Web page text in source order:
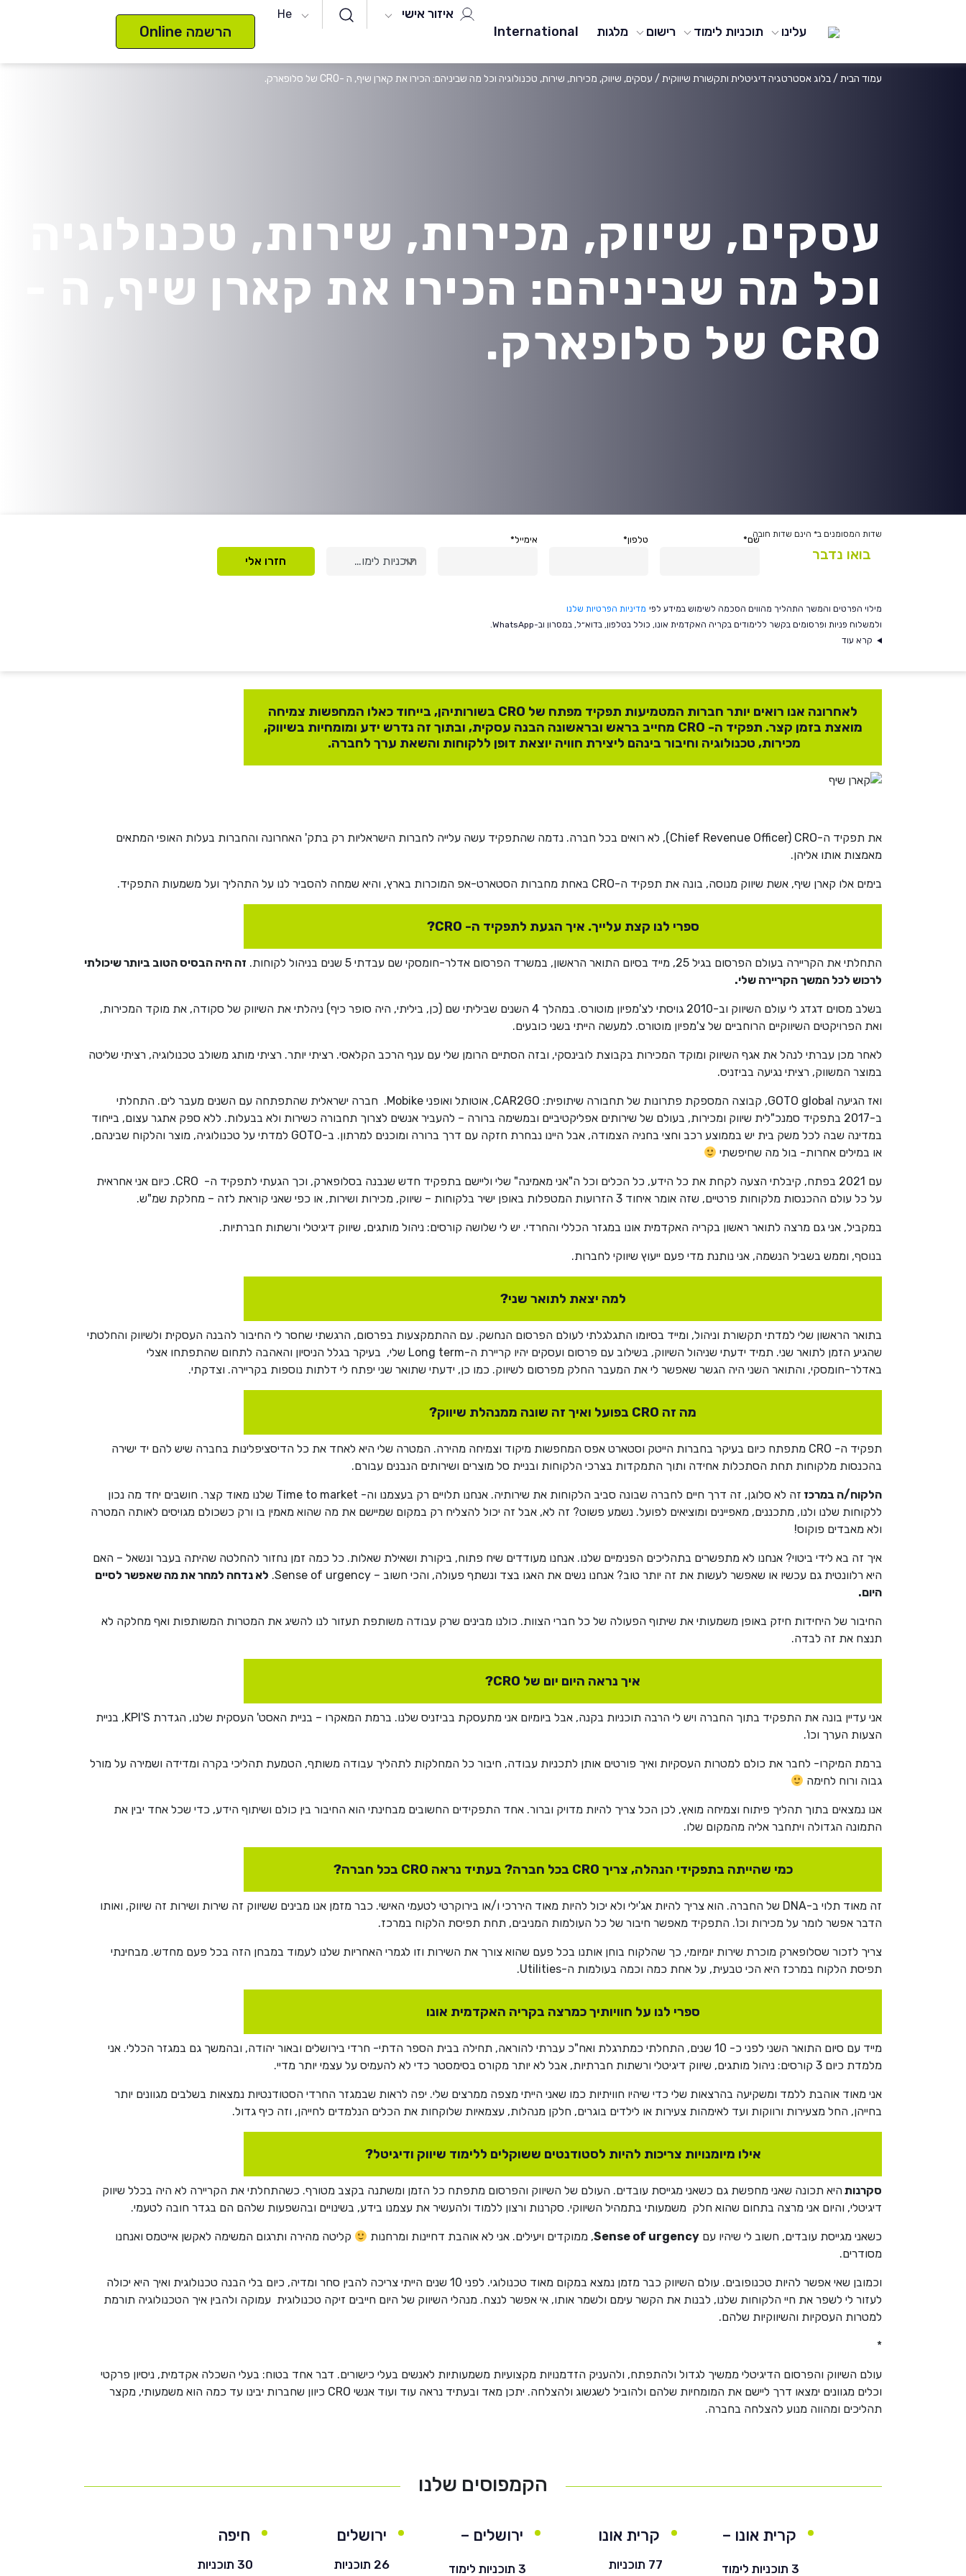
עלינו תוכניות לימוד רישום מלגות International
איזור אישי He
הרשמה Online
עמוד הבית /בלוג אסטרטגיה דיגיטלית ותקשורת שיווקית / עסקים, שיווק, מכירות, שירות, טכנולוגיה וכל מה שביניהם: הכירו את קארן שיף, ה -CRO של סלופארק.
עסקים, שיווק, מכירות, שירות, טכנולוגיה
וכל מה שביניהם: הכירו את קארן שיף, ה -
CRO של סלופארק.
בואו נדבר
שדות המסומנים ב* הינם שדות חובה
בואו נדבר
שם* טלפון* אימייל*
תוכניות לימוד* חזרו אלי
מילוי הפרטים והמשך התהליך מהווים הסכמה לשימוש במידע לפי מדיניות הפרטיות שלנו
ולמשלוח פניות ופרסומים בקשר ללימודים בקריה האקדמית אונו, כולל בטלפון, בדוא״ל, במסרון וב-WhatsApp.
קרא עוד
לאחרונה אנו רואים יותר חברות המטמיעות תפקיד מפתח של CRO בשורותיהן, בייחוד כאלו המחפשות צמיחה
מואצת בזמן קצר. תפקיד ה- CRO מחייב בראש ובראשונה הבנה עסקית, ובתוך זה נדרש ידע ומומחיות בשיווק,
מכירות, טכנולוגיה וחיבור בינהם ליצירת חוויה יוצאת דופן ללקוחות והשאת ערך לחברה.
את תפקיד ה-Chief Revenue Officer) CRO), לא רואים בכל חברה. נדמה שהתפקיד עשה עלייה לחברות הישראליות רק בתק' האחרונה והחברות בעלות האופי המתאים
מאמצות אותו אליהן.
בימים אלו קארן שיף, אשת שיווק מנוסה, בונה את תפקיד ה-CRO באחת מחברות הסטארט-אפ המוכרות בארץ, והיא שמחה להסביר לנו על התהליך ועל משמעות התפקיד.
ספרי לנו קצת עלייך. איך הגעת לתפקיד ה- CRO?
התחלתי את הקריירה בעולם הפרסום בגיל 25, מייד בסיום התואר הראשון, במשרד הפרסום אדלר-חומסקי שם עבדתי 5 שנים בניהול לקוחות.
זה היה הבסיס הטוב ביותר שיכולתי
לרכוש לכל המשך הקריירה שלי.
בשלב מסוים דגדג לי עולם השיווק וב-2010 גויסתי לצ'מפיון מוטורס. במהלך 4 השנים שביליתי שם (כן, ביליתי, היה סופר כיף) ניהלתי את השיווק של סקודה, את מוקד המכירות,
ואת הפרויקטים השיווקיים הרוחביים של צ'מפיון מוטורס. למעשה הייתי בשני כובעים.
לאחר מכן עברתי לנהל את אגף השיווק ומוקד המכירות בקבוצת לובינסקי, ובזה הסתיים הרומן שלי עם ענף הרכב הקלאסי. רציתי יותר. רציתי מותג משולב טכנולוגיה, רציתי שליטה
במוצר המשווק, רציתי נגיעה בביזניס.
ואז הגיעה GOTO global, קבוצה המספקת פתרונות של תחבורה שיתופית: CAR2GO, אוטותל ואופני Mobike. חברה ישראלית שהתפתחה עם השנים מעבר לים. התחלתי
ב-2017 בתפקיד סמנכ"לית שיווק ומכירות, בעולם של שירותים אפליקטיביים ובמשימה ברורה – להעביר אנשים לצרוך תחבורה כשירות ולא בבעלות. ללא ספק אתגר עצום, בייחוד
במדינה שבה לכל משק בית יש בממוצע רכב וחצי בחניה הצמודה, אבל היינו נבחרת חזקה עם דרך ברורה ומוכנים למרתון. ב-GOTO למדתי על טכנולוגיה, מוצר והלקוח שבינהם,
או במילים אחרות- בול מה שחיפשתי
עם 2021 בפתח, קיבלתי הצעה לקחת את כל הידע, כל הכלים וכל ה"אני מאמינה" שלי וליישם בתפקיד חדש שנבנה בסלופארק, וכך הגעתי לתפקיד ה- CRO. כיום אני אחראית
על כל עולם ההכנסות מלקוחות פרטיים, שזה אומר איחוד 3 הזרועות המטפלות באופן ישיר בלקוחות – שיווק, מכירות ושירות, או כפי שאני קוראת לזה – מחלקת שמ"ש.
במקביל, אני גם מרצה לתואר ראשון בקריה האקדמית אונו במגזר הכללי והחרדי. יש לי שלושה קורסים: ניהול מותגים, שיווק דיגיטלי ורשתות חברתיות.
בנוסף, וממש בשביל הנשמה, אני נותנת מדי פעם ייעוץ שיווקי לחברות.
למה יצאת לתואר שני?
בתואר הראשון שלי למדתי תקשורת וניהול, ומייד בסיומו התגלגלתי לעולם הפרסום הנחשק. עם ההתמקצעות בפרסום, הרגשתי שחסר לי החיבור להבנה העסקית ולשיווק והחלטתי
שהגיע הזמן לתואר שני. תמיד ידעתי שניהול השיווק, בשילוב עם פרסום ועסקים יהיו קריירת ה-Long term שלי, בעיקר בגלל הניסיון והאהבה לתחום שהתפתחו אצלי
באדלר-חומסקי, והתואר השני היה הגשר שאפשר לי את המעבר החלק מפרסום לשיווק. כמו כן, ידעתי שתואר שני יפתח לי דלתות נוספות בקריירה. וצדקתי.
מה זה CRO בפועל ואיך זה שונה ממנהלת שיווק?
תפקיד ה- CRO מתפתח כיום בעיקר בחברות הייטק וסטארט אפס המחפשות מיקוד וצמיחה מהירה. המטרה שלי היא לאחד את כל הדיסציפלינות בחברה שיש להם יד ישירה
בהכנסות מלקוחות תחת הסתכלות אחידה ותוך התמקדות בצרכי הלקוחות ובניית סל מוצרים ושירותים הנבנים עבורם.
הלקוח/ה במרכז
זה לא סלוגן, זה דרך חיים לחברה שבונה סביב הלקוחות את שירותיה. אנחנו תלויים רק בעצמנו וה- Time to market שלנו מאוד קצר. חושבים יחד מה נכון
ללקוחות שלנו ולנו, מתכננים, מאפיינים ומוציאים לפועל. נשמע פשוט? זה לא, אבל זה יכול להצליח רק במקום שמיישם את מה שהוא מאמין בו ורק כשכולם מגויסים לאותה המטרה
ולא מאבדים פוקוס!
איך זה בא לידי ביטוי? אנחנו לא מתפשרים בתהליכים הפנימיים שלנו. אנחנו מעודדים שיח פתוח, ביקורת ושאילת שאלות. כל כמה זמן נחזור להחלטה שהיתה בעבר ונשאל – האם
היא רלוונטית גם עכשיו או שאפשר לעשות את זה יותר טוב? אנחנו נשים את האגו בצד ונשתף פעולה, והכי חשוב – Sense of urgency.
לא נדחה למחר את מה שאפשר לסיים
היום.
החיבור של היחידות חיזק באופן משמעותי את שיתוף הפעולה של כל חברי הצוות. כולנו מבינים שרק עבודה משותפת תעזור לנו להשיג את המטרות המשותפות ואף מחלקה לא
תנצח את זה לבדה.
איך נראה היום יום של CRO?
אני עדיין בונה את התפקיד בתוך החברה ויש לי הרבה תוכניות בקנה, אבל ביומיום אני מתעסקת בביזניס שלנו. ברמת המאקרו – בניית האסט' העסקית שלנו, הגדרת KPI'S, בניית
הצעות הערך וכו'.
ברמת המיקרו- לחבר את כולם למטרות העסקיות ואיך פורטים אותן לתכניות עבודה, חיבור כל המחלקות לתהליך עבודה משותף, הטמעת תהליכי בקרה ומדידה ושמירה על מורל
גבוה ורוח לחימה
אנו נמצאים בתוך תהליך פיתוח וצמיחה מואץ, לכן הכל צריך להיות מדויק וברור. אחד התפקידים החשובים מבחינתי הוא החיבור בין כולם ושיתוף הידע, כדי שכל אחד יבין את
התמונה הגדולה ויתחבר אליה מהמקום שלו.
כמי שהייתה בתפקידי הנהלה, צריך CRO בכל חברה? בעתיד נראה CRO בכל חברה?
זה מאוד תלוי ב-DNA של החברה. הוא צריך להיות אג'ילי ולא יכול להיות מאוד היררכי ו/או בירוקרטי לטעמי האישי. כבר מזמן אנו מבינים ששיווק זה שירות ושירות זה שיווק, ואותו
הדבר אפשר לומר על מכירות וכו'. התפקיד מאפשר חיבור של כל העולמות המניבים, תחת תפיסת הלקוח במרכז.
צריך לזכור שסלופארק מוכרת שירות יומיומי, כך שהלקוח בוחן אותנו בכל פעם שהוא צורך את השירות וזו לגמרי האחריות שלנו לעמוד במבחן הזה בכל פעם מחדש. מבחינתי
תפיסת הלקוח במרכז היא הכי טבעית, על אחת כמה וכמה בעולמות ה-Utilities.
ספרי לנו על חוויותיך כמרצה בקריה האקדמית אונו
מייד עם סיום התואר השני לפני כ- 10 שנים, התחלתי כמתרגלת ואח"כ עברתי להוראה, תחילה בבית הספר הדתי- חרדי בירושלים ובאור יהודה, ובהמשך גם במגזר הכללי. אני
מלמדת כיום 3 קורסים: ניהול מותגים, שיווק דיגיטלי ורשתות חברתיות, אבל לא יותר מקורס בסימסטר כדי לא להעמיס על עצמי יותר מדיי.
אני מאוד אוהבת ללמד ומשקיעה בהרצאות שלי כדי שיהיו חוויתיות כמו שאני הייתי מצפה ממרצים שלי. יפה לראות שבמגזר החרדי הסטודנטיות נמצאות בשלבים מגוונים יותר
בחייהן, החל מצעירות ורווקות ועד לאימהות צעירות או לילדים בוגרים, חלקן מנהלות, עצמאיות שלוקחות את הכלים הנלמדים לחייהן, וזה כיף גדול.
אילו מיומנויות צריכות להיות לסטודנטים ששוקלים ללימוד שיווק ודיגיטל?
סקרנות היא תכונה שאני מחפשת גם כשאני מגייסת עובדים. העולם של השיווק והפרסום מתפתח כל הזמן ומשתנה בקצב מטורף. כשהתחלתי את הקריירה לא היה בכלל שיווק
דיגיטלי, והיום אני מרצה בתחום שהוא חלק משמעותי בתמהיל השיווקי. סקרנות ורצון ללמוד ולהעשיר את עצמנו בידע, בשינויים ובהשפעות שלהם הם בגדר חובה לטעמי.
כשאני מגייסת עובדים, חשוב לי שיהיו עם Sense of urgency, ממוקדים ויעילים. אני לא אוהבת דחיינות ומרחנות
קליטה מהירה ותרגום המשימה לאקשן אייטמס ואנחנו
מסודרים.
וכמובן שאי אפשר להיות טכנופובים. עולם השיווק כבר מזמן נמצא במקום מאוד טכנולוגי. לפני 10 שנים הייתי צריכה להבין סחר ומדיה, כיום בלי הבנה טכנולוגית ואיך היא יכולה
לעזור לי לשפר את חיי הלקוחות שלנו, לבנות את הקשר עימם ולשמר אותו, אי אפשר לנצח. מנהלי השיווק של היום חייבים זיקה טכנולוגית עמוקה ולהבין איך הטכנולוגיה תורמת
למטרות העסקיות והשיווקיות שלהם.
*
עולם השיווק והפרסום הדיגיטלי ממשיך לגדול ולהתפתח, ולהעניק הזדמנויות מקצועיות משמעותיות לאנשים בעלי כישורים. דבר אחד בטוח: בעלי השכלה אקדמית, ניסיון פרקטי
וכלים מגוונים ימצאו דרך ליישם את המומחיות שלהם ולהוביל לשגשוג ולהצלחה. יתכן מאד ובעתיד נראה עוד ועוד אנשי CRO כיוון שחברות יבינו עד כמה הוא משמעותי, מקצר
תהליכים ומהווה מנוע להצלחה בחברה.
הקמפוסים שלנו
קרית אונו –
3 תוכניות לימוד
קרית אונו
77 תוכניות
ירושלים –
3 תוכניות לימוד
ירושלים
26 תוכניות
חיפה
30 תוכניות